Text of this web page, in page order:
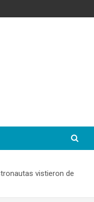
y
España.
vistieron de